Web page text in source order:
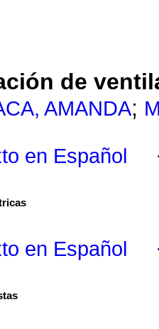
de
AMANDA;
en Español
en Español